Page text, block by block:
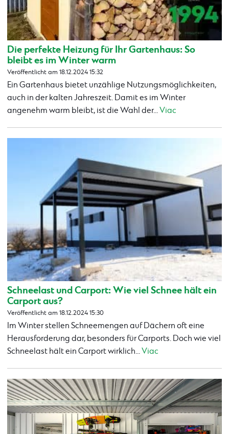
Die perfekte Heizung für Ihr Gartenhaus: So
bleibt es im Winter warm
Veröffentlicht am 18.12.2024 15:32
Ein Gartenhaus bietet unzählige Nutzungsmöglichkeiten,
auch in der kalten Jahreszeit. Damit es im Winter
angenehm warm bleibt, ist die Wahl der...Viac
Schneelast und Carport: Wie viel Schnee hält ein
Carport aus?
Veröffentlicht am 18.12.2024 15:30
Im Winter stellen Schneemengen auf Dächern oft eine
Herausforderung dar, besonders für Carports. Doch wie viel
Schneelast hält ein Carport wirklich...Viac